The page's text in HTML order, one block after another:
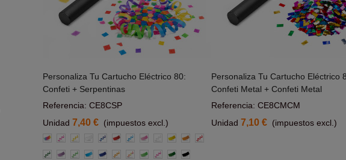
Personaliza Tu Cartucho Eléctrico 80:
Confeti + Serpentinas
Referencia: CE8CSP
Unidad 7,40 € (impuestos excl.)
Multicolor
RosaAmarillas
BlancoAzulRojoAzulRosa BlancaAmarillo
Naranja
Roja
VerdeMorado
VerdeAzulAzulNaranjaMulticolor
VerdeRosasVerdeNegro
Personaliza Tu Cartucho Eléctrico
Confeti Metal + Confeti Metal
Referencia: CE8CMCM
Unidad 7,10 € (impuestos excl.)